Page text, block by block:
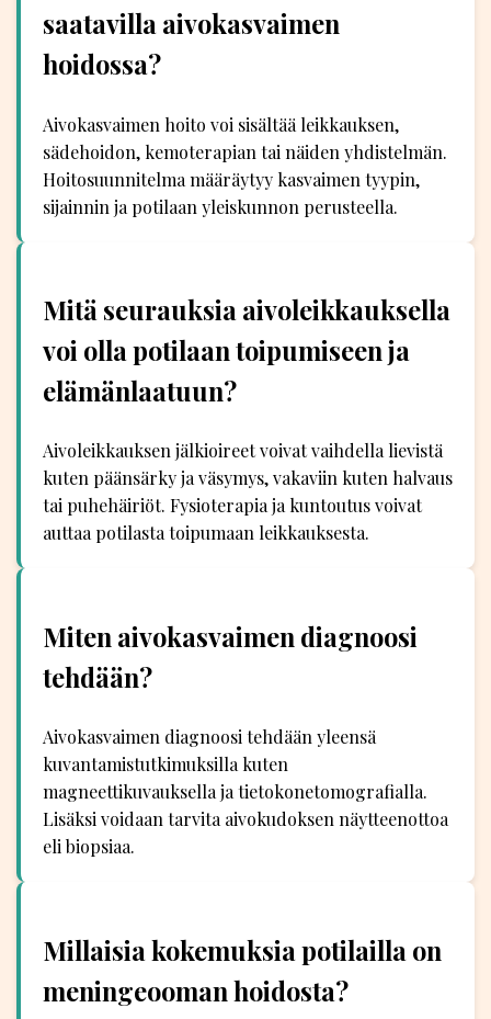
saatavilla aivokasvaimen
hoidossa?
Aivokasvaimen hoito voi sisältää leikkauksen,
sädehoidon, kemoterapian tai näiden yhdistelmän.
Hoitosuunnitelma määräytyy kasvaimen tyypin,
sijainnin ja potilaan yleiskunnon perusteella.
Mitä seurauksia aivoleikkauksella
voi olla potilaan toipumiseen ja
elämänlaatuun?
Aivoleikkauksen jälkioireet voivat vaihdella lievistä
kuten päänsärky ja väsymys, vakaviin kuten halvaus
tai puhehäiriöt. Fysioterapia ja kuntoutus voivat
auttaa potilasta toipumaan leikkauksesta.
Miten aivokasvaimen diagnoosi
tehdään?
Aivokasvaimen diagnoosi tehdään yleensä
kuvantamistutkimuksilla kuten
magneettikuvauksella ja tietokonetomografialla.
Lisäksi voidaan tarvita aivokudoksen näytteenottoa
eli biopsiaa.
Millaisia kokemuksia potilailla on
meningeooman hoidosta?